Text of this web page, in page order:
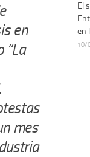
en
“La
mes
El
en
10/